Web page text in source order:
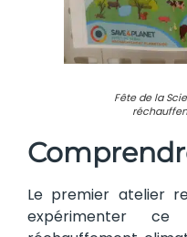
Fête de la
Le premier atelier
expérimenter